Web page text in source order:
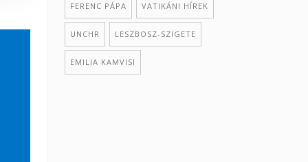
FERENC PÁPA VATIKÁNI HÍREK
UNCHR LESZBOSZ-SZIGETE
EMILIA KAMVISI